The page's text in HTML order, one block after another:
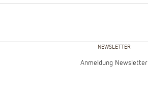
NEWSLETTER
Anmeldung Newsletter